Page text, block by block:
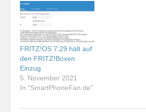
FRITZ!OS 7.29 hält auf
den FRITZ!Boxen
Einzug
5. November 2021
In "SmartPhoneFan.de"